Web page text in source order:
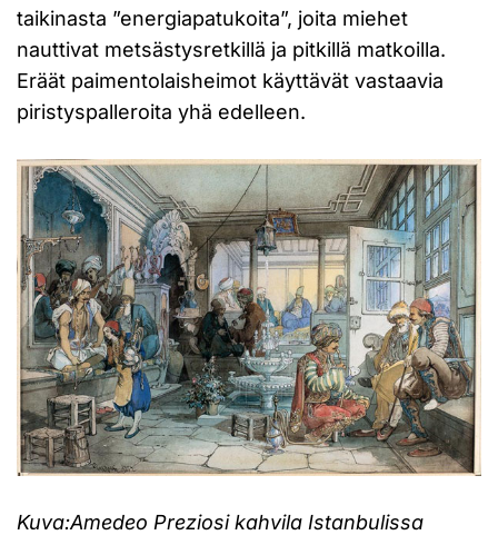
taikinasta ”energiapatukoita”, joita miehet
nauttivat metsästysretkillä ja pitkillä matkoilla.
Eräät paimentolaisheimot käyttävät vastaavia
piristyspalleroita yhä edelleen.
Kuva:Amedeo Preziosi kahvila Istanbulissa